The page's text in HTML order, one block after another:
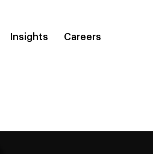
Insights Careers